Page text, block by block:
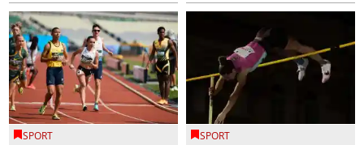
SPORT SPORT